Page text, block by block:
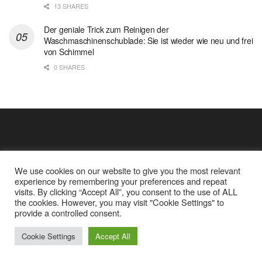
13 SHARES
Der geniale Trick zum Reinigen der
Waschmaschinenschublade: Sie ist wieder wie neu und frei
von Schimmel
0 SHARES
Cookie Policy
Datenschutz
Google Analytics und Cookie Dateien
© 2025Einfache Rezept
We use cookies on our website to give you the most relevant
experience by remembering your preferences and repeat
visits. By clicking “Accept All”, you consent to the use of ALL
the cookies. However, you may visit "Cookie Settings" to
provide a controlled consent.
Cookie Settings Accept All